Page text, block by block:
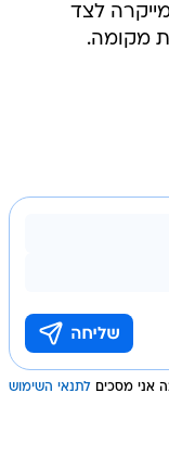
לצד
מקומה.
אני מסכים לתנאי השימוש